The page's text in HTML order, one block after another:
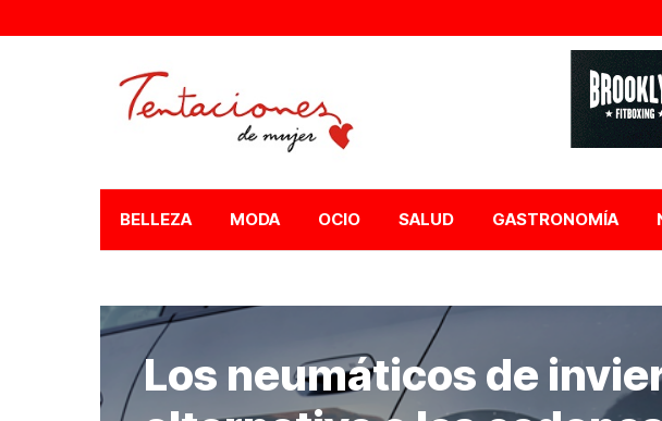
BELLEZA MODA OCIO SALUD GASTRONOMÍA
Los neumáticos de